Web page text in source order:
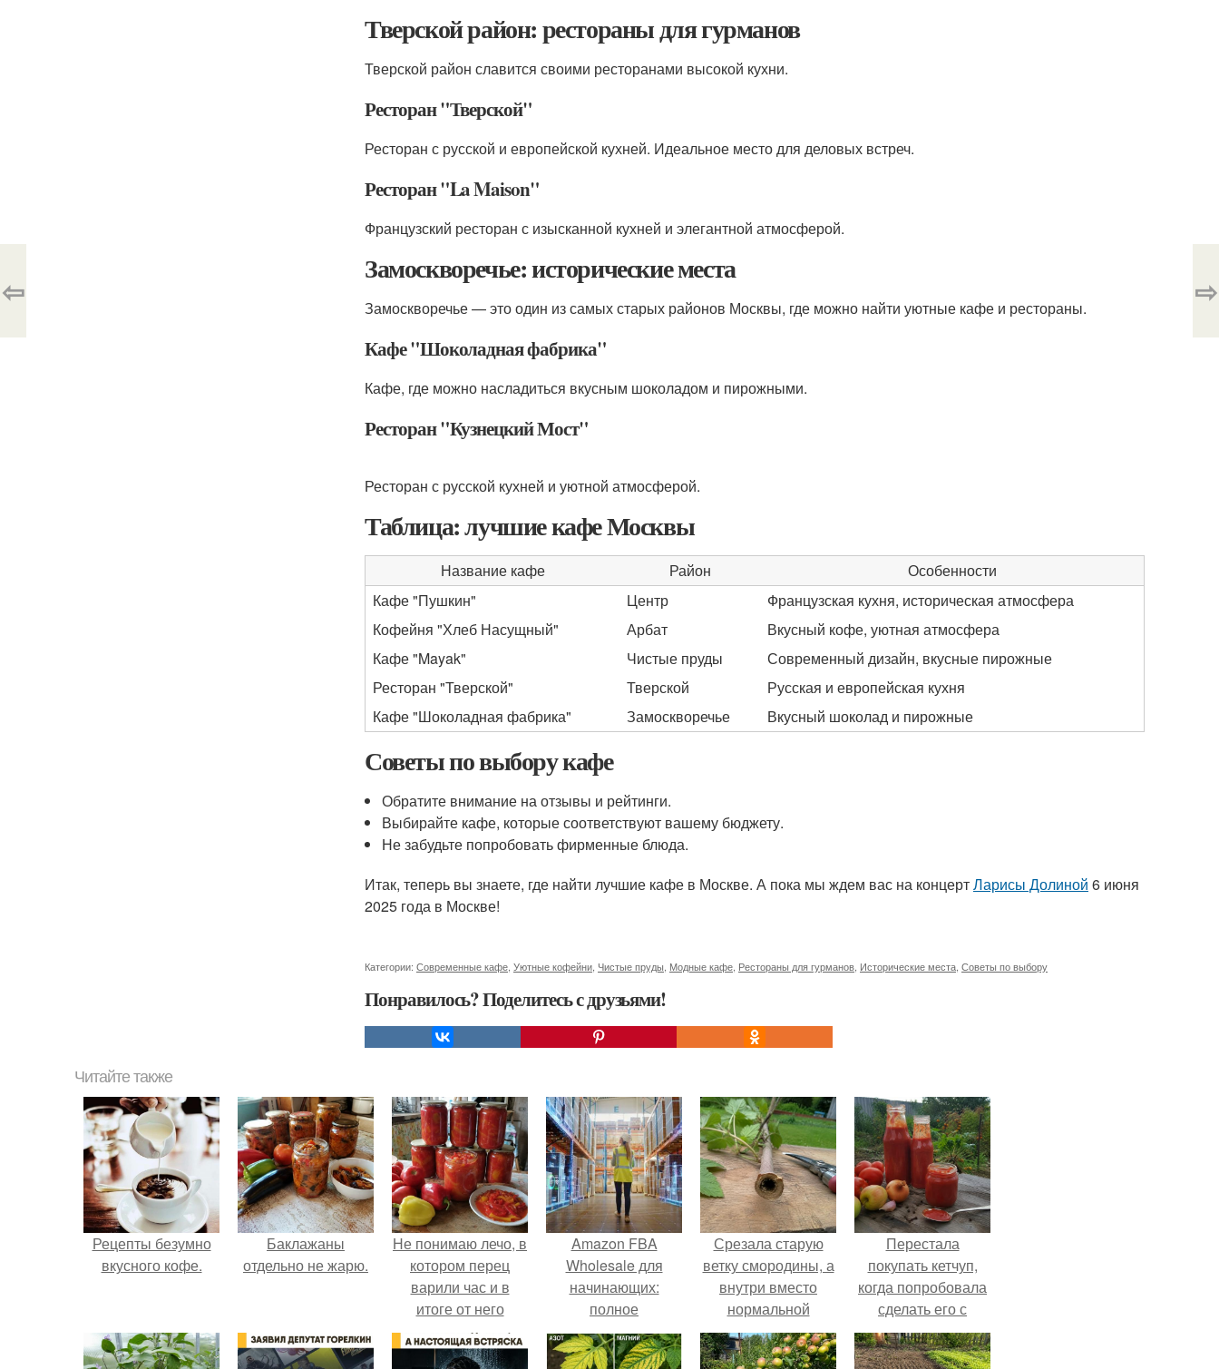
Тверской район: рестораны для гурманов
Тверской район славится своими ресторанами высокой кухни.
Ресторан "Тверской"
Ресторан с русской и европейской кухней. Идеальное место для деловых встреч.
Ресторан "La Maison"
Французский ресторан с изысканной кухней и элегантной атмосферой.
Замоскворечье: исторические места
Замоскворечье — это один из самых старых районов Москвы, где можно найти уютные кафе и рестораны.
Кафе "Шоколадная фабрика"
Кафе, где можно насладиться вкусным шоколадом и пирожными.
Ресторан "Кузнецкий Мост"
Ресторан с русской кухней и уютной атмосферой.
Таблица: лучшие кафе Москвы
Название кафе Район
Особенности
Кафе "Пушкин"
Центр
Французская кухня, историческая атмосфера
Кофейня "Хлеб Насущный"
Арбат
Вкусный кофе, уютная атмосфера
Кафе "Mayak"
Чистые пруды
Современный дизайн, вкусные пирожные
Ресторан "Тверской"
Тверской
Русская и европейская кухня
Кафе "Шоколадная фабрика"
Замоскворечье Вкусный шоколад и пирожные
Советы по выбору кафе
Обратите внимание на отзывы и рейтинги.
Выбирайте кафе, которые соответствуют вашему бюджету.
Не забудьте попробовать фирменные блюда.
Итак, теперь вы знаете, где найти лучшие кафе в Москве. А пока мы ждем вас на концертЛарисы Долиной 6 июня
2025 года в Москве!
Категории: Современные кафе Уютные кофейни Чистые пруды Модные кафе Рестораны для гурманов Исторические места Советы по выбору
Понравилось? Поделитесь с друзьями!
⇦ ⇨
Читайте также
Рецепты безумно
вкусного кофе.
Баклажаны
отдельно не жарю.
Не понимаю лечо, в
котором перец
варили час и в
итоге от него
остались одни
бесформенные
Amazon FBA
Wholesale для
начинающих:
полное
руководство 2025
Срезала старую
ветку смородины, а
внутри вместо
нормальной
светлой
сердцевины
Перестала
покупать кетчуп,
когда попробовала
сделать его с
яблоками.